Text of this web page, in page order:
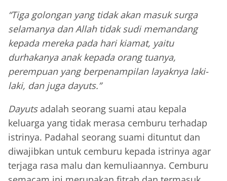
“Tiga golongan yang tidak akan masuk surga
selamanya dan Allah tidak sudi memandang
kepada mereka pada hari kiamat, yaitu
durhakanya anak kepada orang tuanya,
perempuan yang berpenampilan layaknya laki-
laki, dan juga dayuts.”
Dayutsadalah seorang suami atau kepala
keluarga yang tidak merasa cemburu terhadap
istrinya. Padahal seorang suami dituntut dan
diwajibkan untuk cemburu kepada istrinya agar
terjaga rasa malu dan kemuliaannya. Cemburu